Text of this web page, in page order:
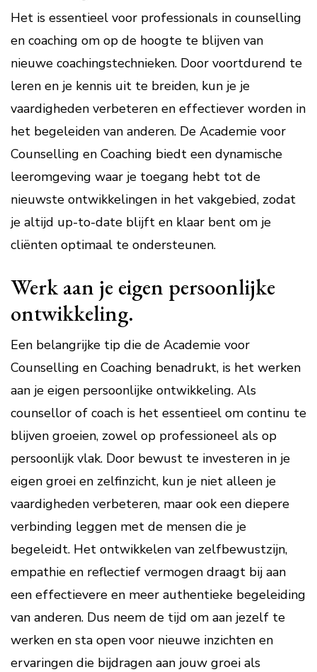
Het is essentieel voor professionals in counselling
en coaching om op de hoogte te blijven van
nieuwe coachingstechnieken. Door voortdurend te
leren en je kennis uit te breiden, kun je je
vaardigheden verbeteren en effectiever worden in
het begeleiden van anderen. De Academie voor
Counselling en Coaching biedt een dynamische
leeromgeving waar je toegang hebt tot de
nieuwste ontwikkelingen in het vakgebied, zodat
je altijd up-to-date blijft en klaar bent om je
cliënten optimaal te ondersteunen.
Werk aan je eigen persoonlijke
ontwikkeling.
Een belangrijke tip die de Academie voor
Counselling en Coaching benadrukt, is het werken
aan je eigen persoonlijke ontwikkeling. Als
counsellor of coach is het essentieel om continu te
blijven groeien, zowel op professioneel als op
persoonlijk vlak. Door bewust te investeren in je
eigen groei en zelfinzicht, kun je niet alleen je
vaardigheden verbeteren, maar ook een diepere
verbinding leggen met de mensen die je
begeleidt. Het ontwikkelen van zelfbewustzijn,
empathie en reflectief vermogen draagt bij aan
een effectievere en meer authentieke begeleiding
van anderen. Dus neem de tijd om aan jezelf te
werken en sta open voor nieuwe inzichten en
ervaringen die bijdragen aan jouw groei als